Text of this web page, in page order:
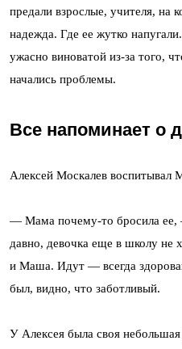
предали взрослые, учителя, на
надежда. Где ее жутко
ужасно виноватой из-за того,
начались проблемы.
Все напоминает о
Алексей Москалев воспитывал
— Мама почему-то бросила ее,
давно, девочка еще в школу
и Маша. Идут — всегда
был, видно, что заботливый.
У Алексея была своя